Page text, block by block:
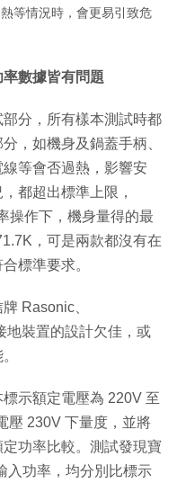
等情況時，會更易引致危
數據皆有問題
分，所有樣本測試時都
，如機身及鍋蓋手柄、
等會否過熱，影響安
都超出標準上限，
操作下，機身量得的最
，可是兩款都沒有在
標準要求。
Rasonic、
地裝置的設計欠佳，或
示額定電壓為 220V 至
壓 230V 下量度，並將
功率比較。測試發現寶
入功率，均分別比標示